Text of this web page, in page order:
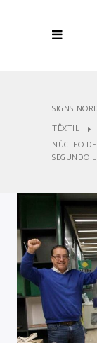
SIGNS
TÊXTIL
NÚCLEO
SEGUNDO